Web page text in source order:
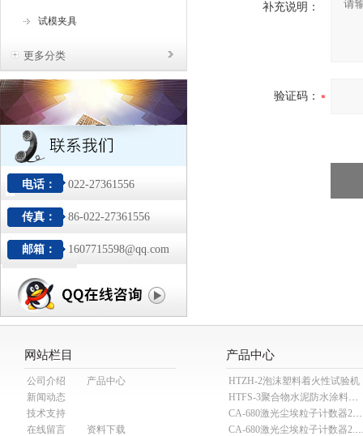
试模夹具
更多分类
电话： 022-27361556
传真： 86-022-27361556
邮箱： 1607715598@qq.com
补充说明：
验证码：
网站栏目
公司介绍
产品中心
新闻动态
技术支持
在线留言
资料下载
产品中心
HTZH-2泡沫塑料着火性试验机
HTFS-3聚合物水泥防水涂料分散机
CA-680激光尘埃粒子计数器28.3L
CA-680激光尘埃粒子